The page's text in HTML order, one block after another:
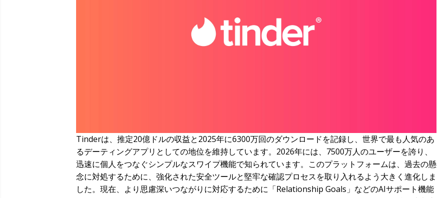
Tinderは、推定20億ドルの収益と2025年に6300万回のダウンロードを記録し、世界で最も人気のあ
るデーティングアプリとしての地位を維持しています。2026年には、7500万人のユーザーを誇り、
迅速に個人をつなぐシンプルなスワイプ機能で知られています。このプラットフォームは、過去の懸
念に対処するために、強化された安全ツールと堅牢な確認プロセスを取り入れるよう大きく進化しま
した。現在、より思慮深いつながりに対応するために「Relationship Goals」などのAIサポート機能